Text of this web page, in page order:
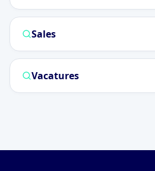
Sales
Vacatures